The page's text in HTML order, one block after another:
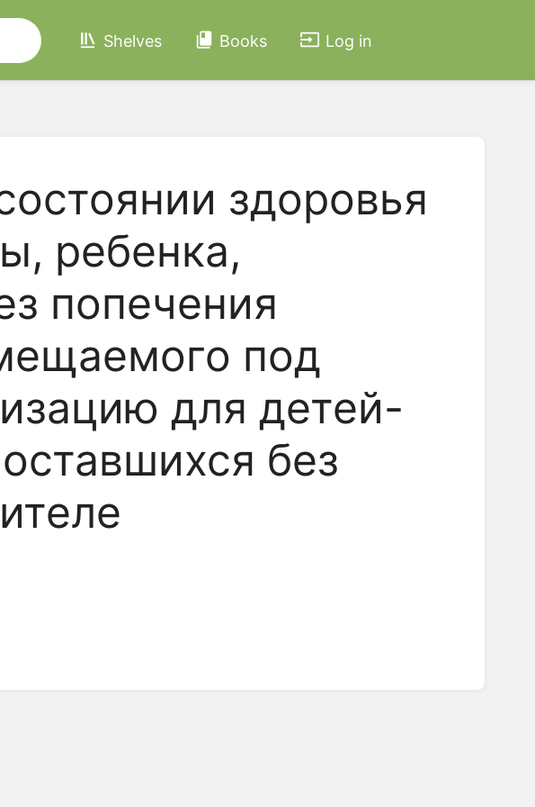
Shelves Books Log in
здоровья
ребенка,
попечения
под
для детей-
без